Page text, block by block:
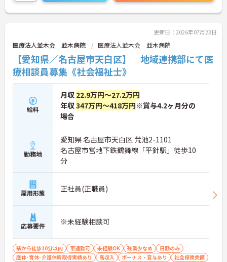
更新日：2026年07月23日
医療法人並木会 並木病院 医療法人並木会 並木病院
【愛知県／名古屋市天白区】 地域連携部にて医
療相談員募集《社会福祉士》
給料
月収 22.9万円～27.2万円
年収347万円～418万円※賞与4.2ヶ月分の
場合
勤務地
愛知県 名古屋市天白区 荒池2-1101
名古屋市営地下鉄鶴舞線「平針駅」徒歩10
分
雇用形態 正社員(正職員)
応募要件 ※未経験相談可
駅から徒歩10分以内 車通勤可 未経験OK 残業少なめ
日勤のみ
産休･育休･介護休暇取得実績あり
高収入 ボーナス・賞与あり
社会保険完備